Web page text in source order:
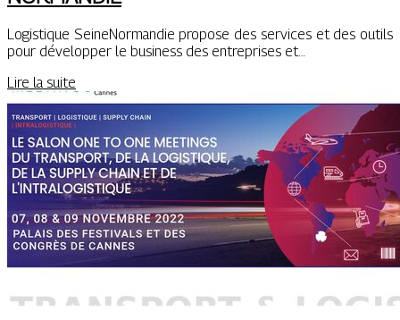
Logistique SeineNormandie propose des services et des outils
pour développer le business des entreprises et…
Lire la suite